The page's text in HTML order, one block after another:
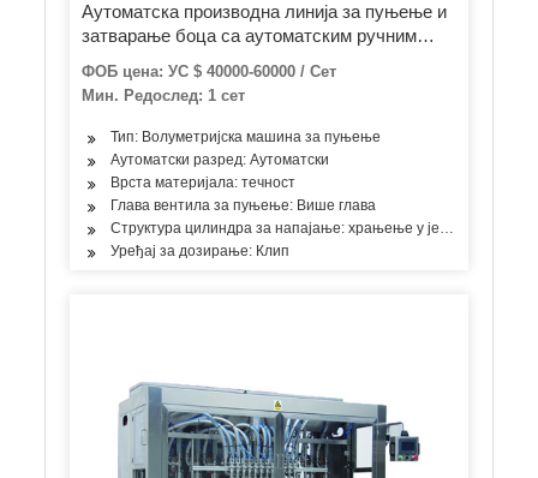
Аутоматска производна линија за пуњење и
затварање боца са аутоматским ручним
гелом Санитизер шампоном
ФОБ цена: УС $ 40000-60000 / Сет
Мин. Редослед: 1 сет
Тип: Волуметријска машина за пуњење
Аутоматски разред: Аутоматски
Врста материјала: течност
Глава вентила за пуњење: Више глава
Структура цилиндра за напајање: храњење у једној соби
Уређај за дозирање: Клип